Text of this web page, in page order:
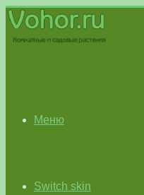
Меню
Switch skin